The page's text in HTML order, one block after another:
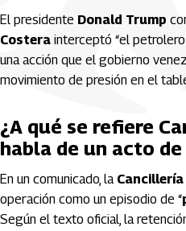
El presidente Donald Trump
Costera interceptó “el
una acción que el gobierno
movimiento de presión en el
¿A qué se refiere
habla de un acto
En un comunicado, la
operación como un episodio de “
Según el texto oficial, la